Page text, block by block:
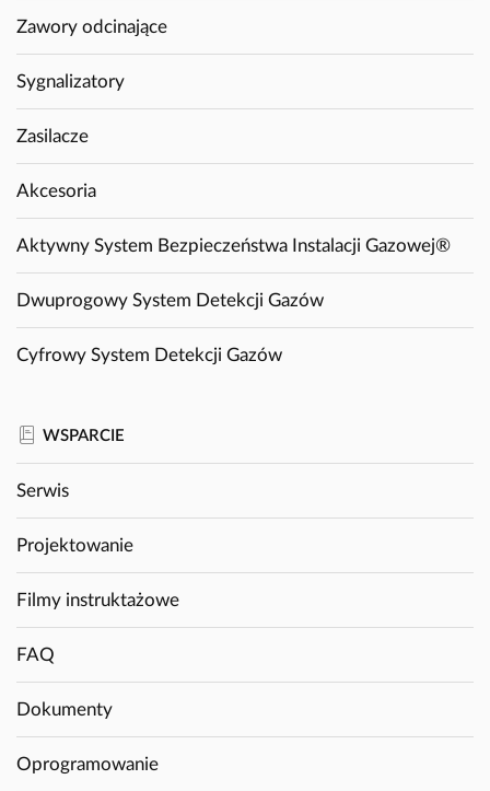
Zawory odcinające
Sygnalizatory
Zasilacze
Akcesoria
Aktywny System Bezpieczeństwa Instalacji Gazowej®
Dwuprogowy System Detekcji Gazów
Cyfrowy System Detekcji Gazów
WSPARCIE
Serwis
Projektowanie
Filmy instruktażowe
FAQ
Dokumenty
Oprogramowanie